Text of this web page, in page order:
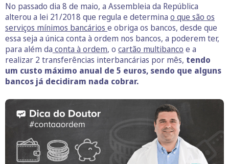
No passado dia 8 de maio, a Assembleia da República
alterou a lei 21/2018 que regula e determina o que são os
serviços mínimos bancários e obriga os bancos, desde que
essa seja a única conta à ordem nos bancos, a poderem ter,
para além da conta à ordem, o cartão multibanco e a
realizar 2 transferências interbancárias por mês, tendo
um custo máximo anual de 5 euros, sendo que alguns
bancos já decidiram nada cobrar.